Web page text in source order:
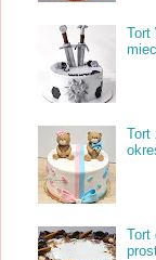
Tort
Tort
Tort